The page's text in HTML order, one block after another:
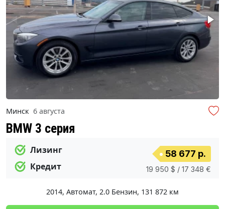
Минск 6 августа
BMW 3 серия
Лизинг
Кредит
58 677 р.
19 950 $ / 17 348 €
2014, Автомат, 2.0 Бензин, 131 872 км